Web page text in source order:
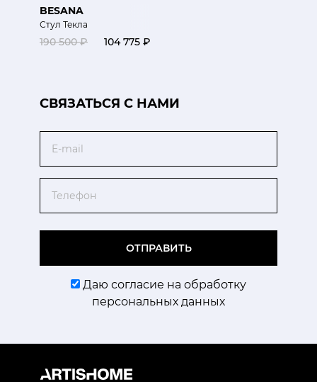
BESANA
Стул Текла
190 500 ₽ 104 775 ₽
CВЯЗАТЬСЯ С НАМИ
ОТПРАВИТЬ
Даю согласие на обработку
персональных данных